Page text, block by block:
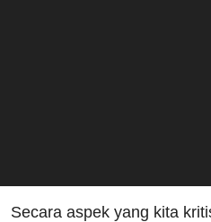
Secara aspek yang kita